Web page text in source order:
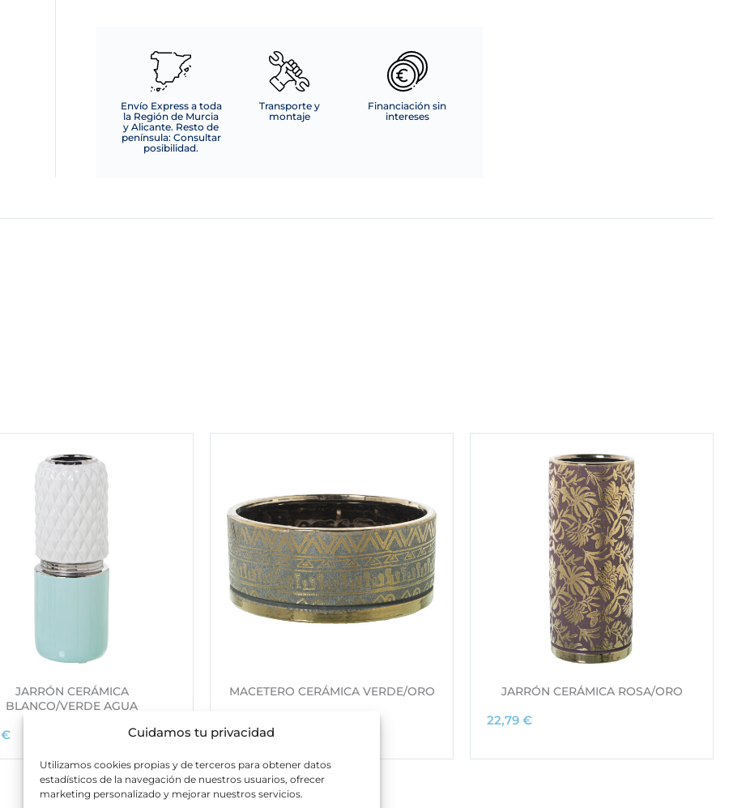
Cuidamos tu privacidad
Utilizamos cookies propias y de terceros para obtener datos
estadísticos de la navegación de nuestros usuarios, ofrecer
marketing personalizado y mejorar nuestros servicios.
Envío Express a toda
la Región de Murcia
y Alicante. Resto de
península: Consultar
posibilidad.
Transporte y
montaje
Financiación sin
intereses
JARRÓN CERÁMICA
BLANCO/VERDE AGUA
€
MACETERO CERÁMICA VERDE/ORO JARRÓN CERÁMICA ROSA/ORO
22,79 €